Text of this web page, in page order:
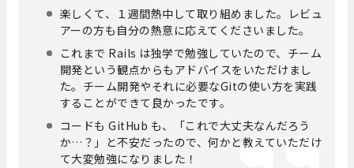
楽しくて、１週間熱中して取り組めました。レビュ
アーの方も自分の熱意に応えてくださいました。
これまで Rails は独学で勉強していたので、チーム
開発という観点からもアドバイスをいただけまし
た。チーム開発やそれに必要なGitの使い方を実践
することができて良かったです。
コードも GitHub も、「これで大丈夫なんだろう
か…？」と不安だったので、何かと教えていただけ
て大変勉強になりました！